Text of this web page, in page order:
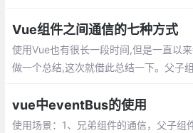
a 2 开发的企业级 Node.js 服务端框架
Vue组件之间通信的七种方式
使用Vue也有很长一段时间,但是一直以
做一个总结,这次就借此总结一下。父子
vue中eventBus的使用
使用场景：1、兄弟组件的通信，父子组